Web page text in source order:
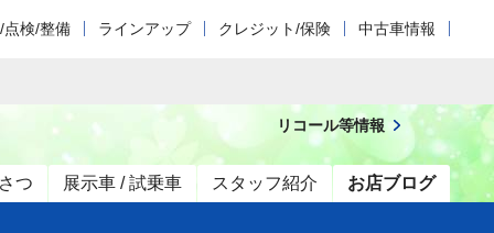
点検/整備 ラインアップ クレジット/保険 中古車情報
つ 展示車 / 試乗車 スタッフ紹介 お店ブログ
リコール等情報